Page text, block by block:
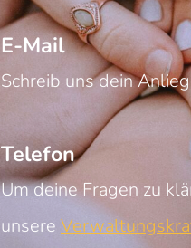
E-Mail
Schreib uns dein
Telefon
Um deine Fragen zu
unsere